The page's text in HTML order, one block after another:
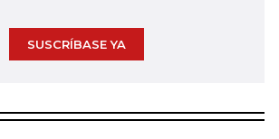
SUSCRÍBASE YA